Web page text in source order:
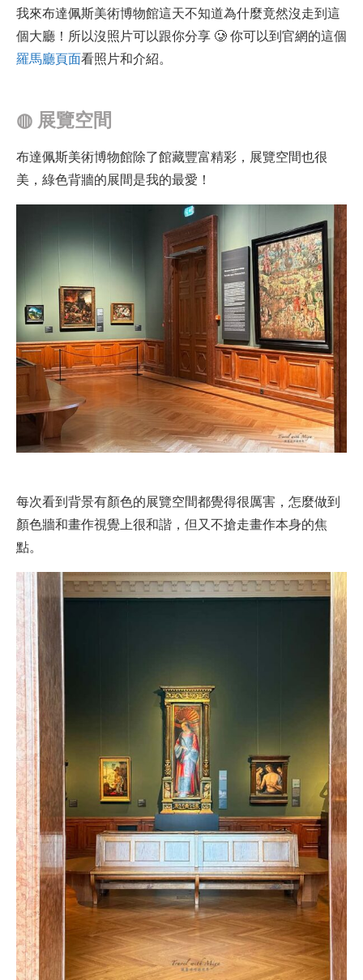
我來布達佩斯美術博物館這天不知道為什麼竟然沒走到這
個大廳！所以沒照片可以跟你分享 🥲 你可以到官網的這個
羅馬廳頁面看照片和介紹。
◍ 展覽空間
布達佩斯美術博物館除了館藏豐富精彩，展覽空間也很
美，綠色背牆的展間是我的最愛！
每次看到背景有顏色的展覽空間都覺得很厲害，怎麼做到
顏色牆和畫作視覺上很和諧，但又不搶走畫作本身的焦
點。